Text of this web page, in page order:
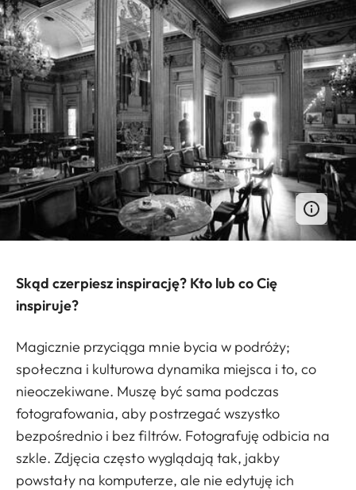
Skąd czerpiesz inspirację? Kto lub co Cię
inspiruje?
Magicznie przyciąga mnie bycia w podróży;
społeczna i kulturowa dynamika miejsca i to, co
nieoczekiwane. Muszę być sama podczas
fotografowania, aby postrzegać wszystko
bezpośrednio i bez filtrów. Fotografuję odbicia na
szkle. Zdjęcia często wyglądają tak, jakby
powstały na komputerze, ale nie edytuję ich